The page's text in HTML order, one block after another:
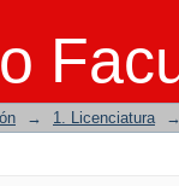
→ 1. Licenciatura